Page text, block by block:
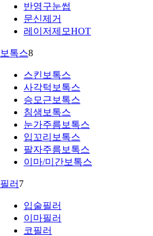
반영구눈썹
문신제거
레이저제모HOT
보톡스8
스킨보톡스
사각턱보톡스
승모근보톡스
침샘보톡스
눈가주름보톡스
입꼬리보톡스
팔자주름보톡스
이마/미간보톡스
필러 7
입술필러
이마필러
코필러